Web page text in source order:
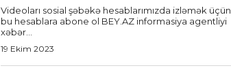
Videoları sosial şəbəkə hesablarımızda izləmək üçün
bu hesablara abone ol BEY.AZ informasiya agentliyi
xəbər...
19 Ekim 2023